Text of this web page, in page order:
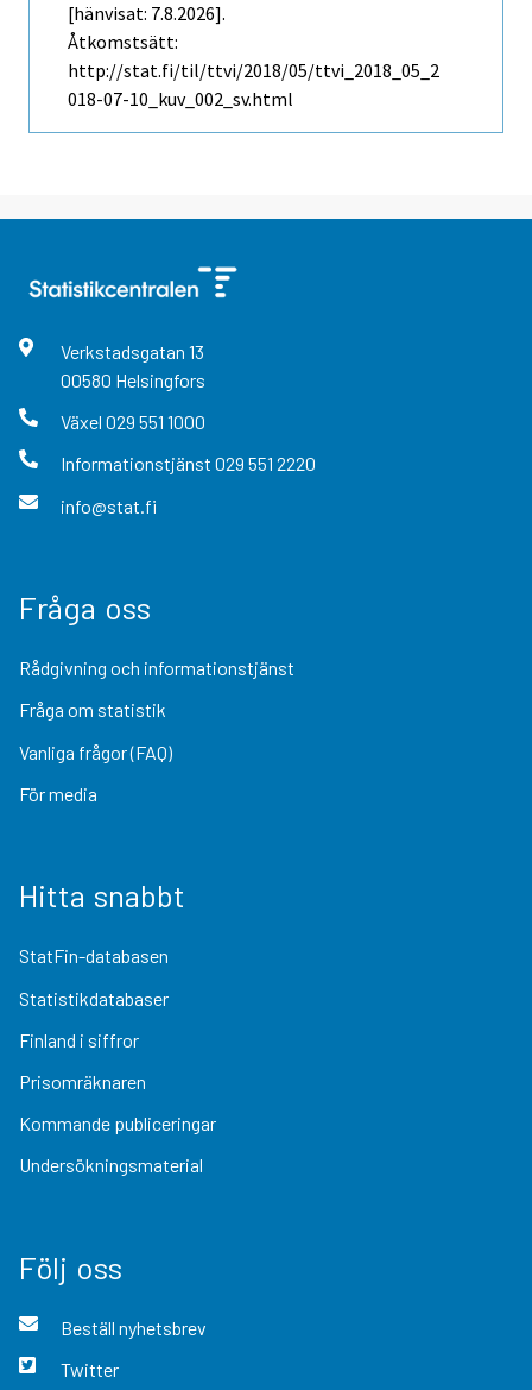
[hänvisat: 7.8.2026].
Åtkomstsätt:
http://stat.fi/til/ttvi/2018/05/ttvi_2018_05_2
018-07-10_kuv_002_sv.html
Verkstadsgatan 13
00580 Helsingfors
Växel 029 551 1000
Informationstjänst 029 551 2220
info@stat.fi
Fråga oss
Rådgivning och informationstjänst
Fråga om statistik
Vanliga frågor (FAQ)
För media
Hitta snabbt
StatFin-databasen
Statistikdatabaser
Finland i siffror
Prisomräknaren
Kommande publiceringar
Undersökningsmaterial
Följ oss
Beställ nyhetsbrev
Twitter